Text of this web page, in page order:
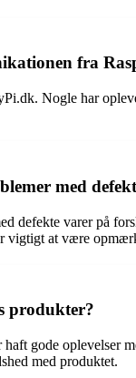
fra
Nogle har
med
defekte varer på
at være
produkter?
gode
med produktet.